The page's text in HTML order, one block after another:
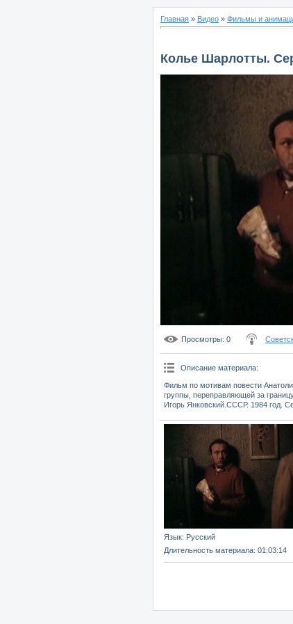
Главная » Видео » Фильмы и
Колье Шарлотты.
Просмотры: 0
Описание материала:
Фильм по мотивам повести
группы, переправляющей за
Игорь Янковский.СССР. 1984 год.
Язык: Русский
Длительность материала: 01:03:14